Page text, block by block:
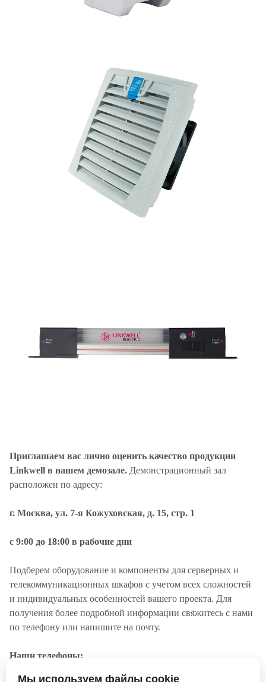
Приглашаем вас лично оценить качество продукции
Linkwell в нашем демозале. Демонстрационный зал
расположен по адресу:
г. Москва, ул. 7-я Кожуховская, д. 15, стр. 1
с 9:00 до 18:00 в рабочие дни
Подберем оборудование и компоненты для серверных и
телекоммуникационных шкафов с учетом всех сложностей
и индивидуальных особенностей вашего проекта. Для
получения более подробной информации свяжитесь с нами
по телефону или напишите на почту.
Наши телефоны:
Мы используем файлы cookie